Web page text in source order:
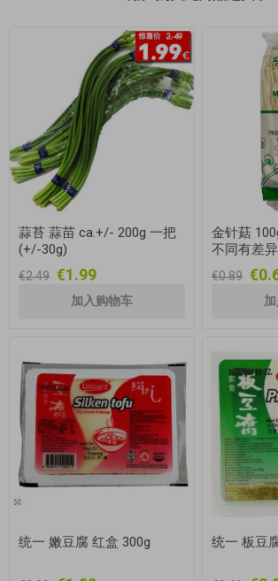
蒜苔 蒜苗 ca.+/- 200g 一把
(+/-30g)
€2.49 €1.99
金针菇
不同有差
€0.89
统一 嫩豆腐 红盒 300g 统一 板豆